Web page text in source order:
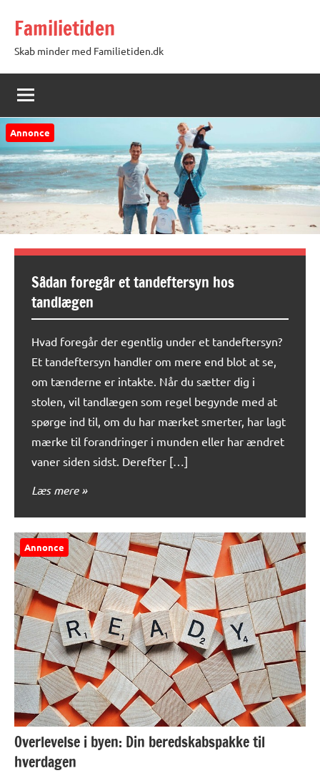
indhold
Familietiden
Skab minder med Familietiden.dk
Annonce
Sådan foregår et tandeftersyn hos
tandlægen
Hvad foregår der egentlig under et tandeftersyn?
Et tandeftersyn handler om mere end blot at se,
om tænderne er intakte. Når du sætter dig i
stolen, vil tandlægen som regel begynde med at
spørge ind til, om du har mærket smerter, har lagt
mærke til forandringer i munden eller har ændret
vaner siden sidst. Derefter […]
Læs mere
Annonce
Overlevelse i byen: Din beredskabspakke til
hverdagen